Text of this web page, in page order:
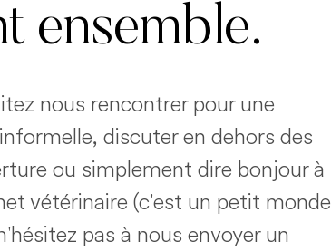
ensemble.
nous rencontrer pour une
discuter en dehors des
ou simplement dire bonjour à
vétérinaire (c'est un petit monde
pas à nous envoyer un